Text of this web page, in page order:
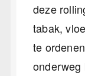
deze
tabak,
te
onderweg